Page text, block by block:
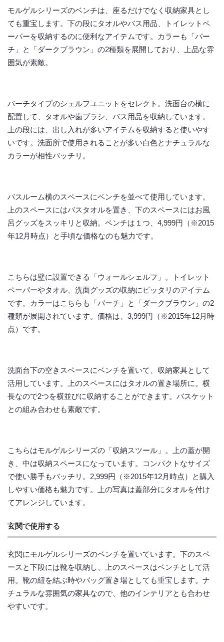
モルゲルシリーズのベンチは、座るだけでなく収納家具とし
ても重宝します。下の段にタオルやバス用品、トイレットペ
ーパーを収納するのに便利なアイテムです。カラーも「バー
チ」と「ダークブラウン」の2種類を展開しており、上品な雰
囲気が素敵。
バーチタイプのシェルフユニットをセレクト。洗面台の横に
配置して、タオルや歯ブラシ、バス用品を収納しています。
上の段には、出し入れが多いアイテムを収納すると使いやす
いです。洗面所で使用されることが多い白色とナチュラルな
カラーが相性バッチリ。
バスルーム横のスペースにベンチを並べて使用しています。
上のスペースにはバスタオルを置き、下のスペースにはお風
呂グッズをスッキリと収納。ベンチは１つ、4,999円（※2015
年12月時点）と手頃な価格なのも魅力です。
こちらは壁に設置できる「ウォールシェルフ」。トイレット
ペーパーやタオル、洗面グッズの収納にピッタリのアイテム
です。カラーはこちらも「バーチ」と「ダークブラウン」の2
種類が展開されています。価格は、3,999円（※2015年12月時
点）です。
洗面台下の空きスペースにベンチを置いて、収納家具として
活用しています。上のスペースにはタオルの置き場所に。横
長なので2つを横並びに収納することができます。バスケット
との組み合わせも素敵です。
こちらはモルゲルシリーズの「収納スツール」。上の蓋が開
き、中は収納スペースになっています。コンパクトなサイズ
で使い勝手もバッチリ。2,999円（※2015年12月時点）と購入
しやすい価格も魅力です。上の写真は蓋部分にタオルを付け
てアレンジしています。
玄関で使用する
玄関にモルゲルシリーズのベンチを置いています。下のスペ
ースと下段には靴を収納し、上のスペースはベンチとして活
用。靴の紐を結ぶ時やバッグ置き場としても重宝します。ナ
チュラルな雰囲気の家具なので、他のインテリアとも合わせ
やすいです。